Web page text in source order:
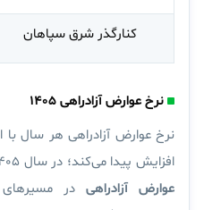
کنارگذر شرق سپاهان
نرخ عوارض آزادراهی ۱۴۰۵
نرخ عوارض آزادراهی هر سال با
افزایش پیدا می‌کند؛ در سال ۱۴۰۵ نیز این روال برقرار بوده و
عوارض آزادراهی در مسیر‌های